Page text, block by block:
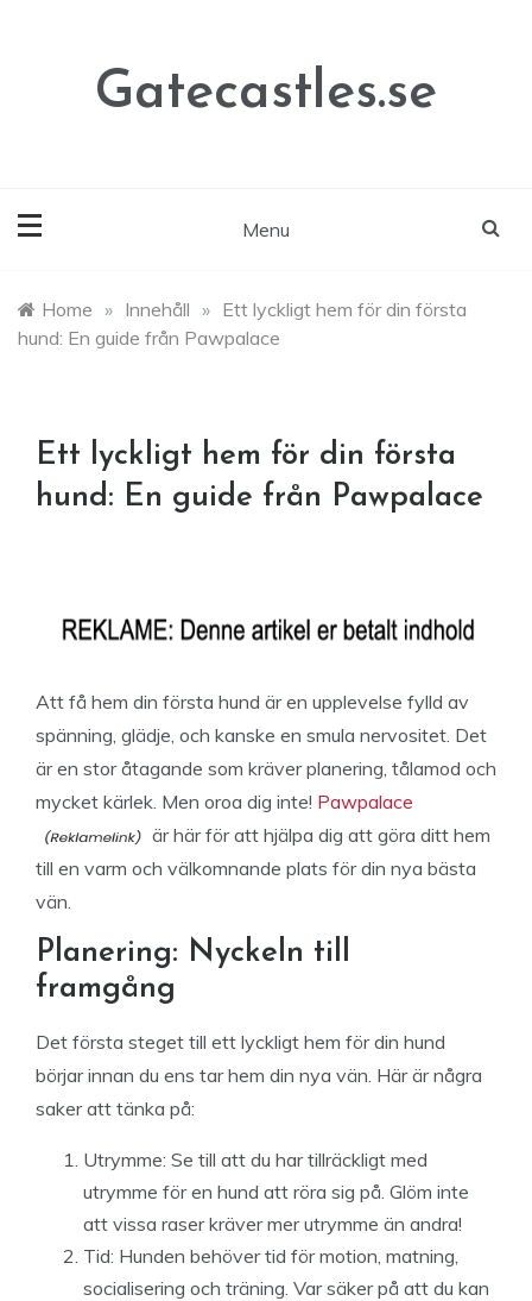
Gatecastles.se
Menu
Home » Innehåll » Ett lyckligt hem för din första
hund: En guide från Pawpalace
Ett lyckligt hem för din första
hund: En guide från Pawpalace
Att få hem din första hund är en upplevelse fylld av
spänning, glädje, och kanske en smula nervositet. Det
är en stor åtagande som kräver planering, tålamod och
mycket kärlek. Men oroa dig inte! Pawpalace
är här för att hjälpa dig att göra ditt hem
till en varm och välkomnande plats för din nya bästa
vän.
Planering: Nyckeln till
framgång
Det första steget till ett lyckligt hem för din hund
börjar innan du ens tar hem din nya vän. Här är några
saker att tänka på:
Utrymme: Se till att du har tillräckligt med
utrymme för en hund att röra sig på. Glöm inte
att vissa raser kräver mer utrymme än andra!
Tid: Hunden behöver tid för motion, matning,
socialisering och träning. Var säker på att du kan